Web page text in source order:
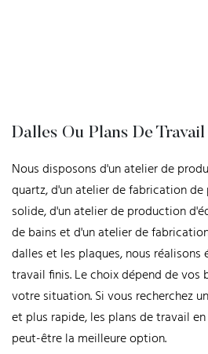
Dalles Ou Plans De
Nous disposons d'un atelier de
quartz, d'un atelier de fabrication de
solide, d'un atelier de production
de bains et d'un atelier de
dalles et les plaques, nous
travail finis. Le choix dépend de vos
votre situation. Si vous recherchez
et plus rapide, les plans de travail
peut-être la meilleure option.